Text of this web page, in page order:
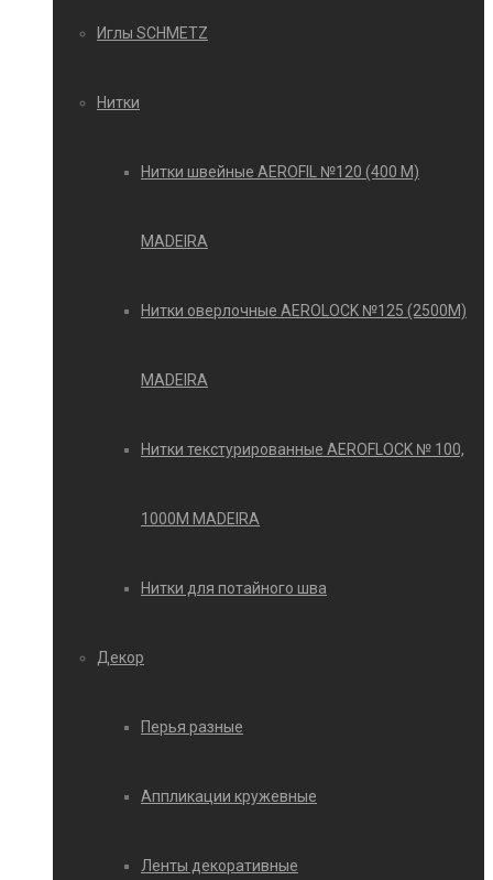
Иглы SCHMETZ
Нитки
Нитки швейные AEROFIL №120 (400 М)
MADEIRA
Нитки оверлочные AEROLOCK №125 (2500М)
MADEIRA
Нитки текстурированные AEROFLOCK № 100,
1000М MADEIRA
Нитки для потайного шва
Декор
Перья разные
Аппликации кружевные
Ленты декоративные